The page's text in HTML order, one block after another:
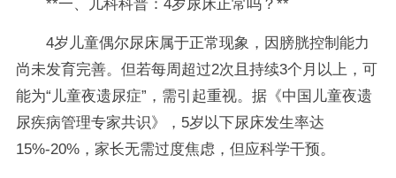
**一、儿科科普：4岁尿床正常吗？**
4岁儿童偶尔尿床属于正常现象，因膀胱控制能力
尚未发育完善。但若每周超过2次且持续3个月以上，可
能为“儿童夜遗尿症”，需引起重视。据《中国儿童夜遗
尿疾病管理专家共识》，5岁以下尿床发生率达
15%-20%，家长无需过度焦虑，但应科学干预。